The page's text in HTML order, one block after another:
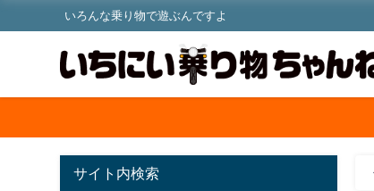
いろんな乗り物で遊ぶんですよ
サイト内検索